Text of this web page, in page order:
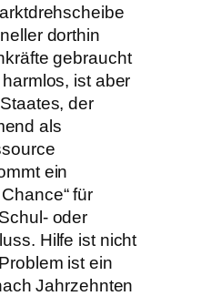
dorthin
gebraucht
ist aber
der
als
ein
für
oder
Hilfe ist nicht
ist ein
Jahrzehnten